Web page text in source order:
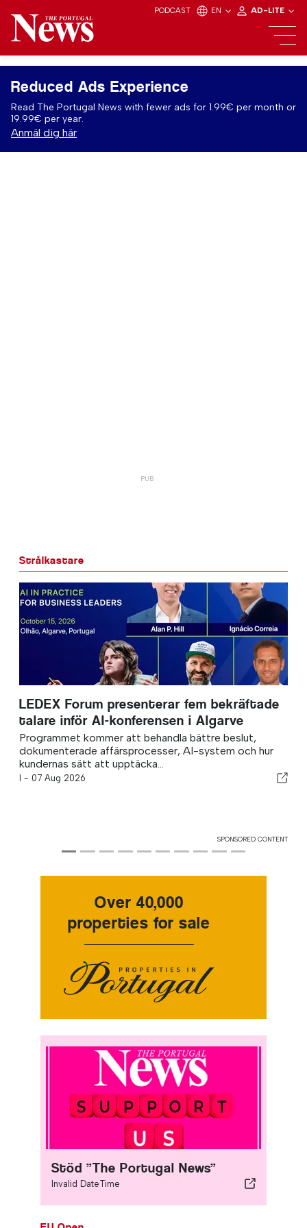
PODCAST EN AD-LITE
Reduced Ads Experience
Read The Portugal News with fewer ads for 1.99€ per month or
19.99€ per year.
Anmäl dig här
Strålkastare
LEDEX Forum presenterar fem bekräftade
talare inför AI-konferensen i Algarve
Programmet kommer att behandla bättre beslut,
dokumenterade affärsprocesser, AI-system och hur
kundernas sätt att upptäcka...
I - 07 Aug 2026
SPONSORED CONTENT
Over 40,000
properties for sale
Stöd ”The Portugal News”
Invalid DateTime